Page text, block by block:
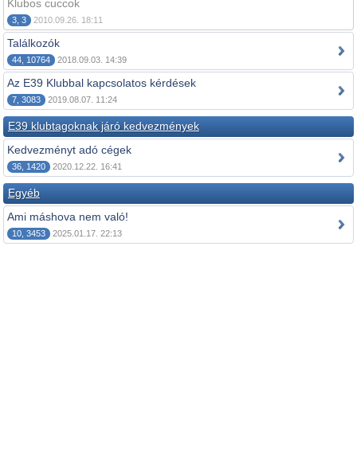
Klubos cuccok
3, 3 2010.09.26. 18:11
Találkozók
44, 10764 2018.09.03. 14:39
Az E39 Klubbal kapcsolatos kérdések
7, 3083 2019.08.07. 11:24
E39 klubtagoknak járó kedvezmények
Kedvezményt adó cégek
36, 1420 2020.12.22. 16:41
Egyéb
Ami máshova nem való!
10, 3453 2025.01.17. 22:13